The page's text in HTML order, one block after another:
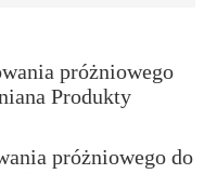
próżniowego
Produkty
próżniowego do